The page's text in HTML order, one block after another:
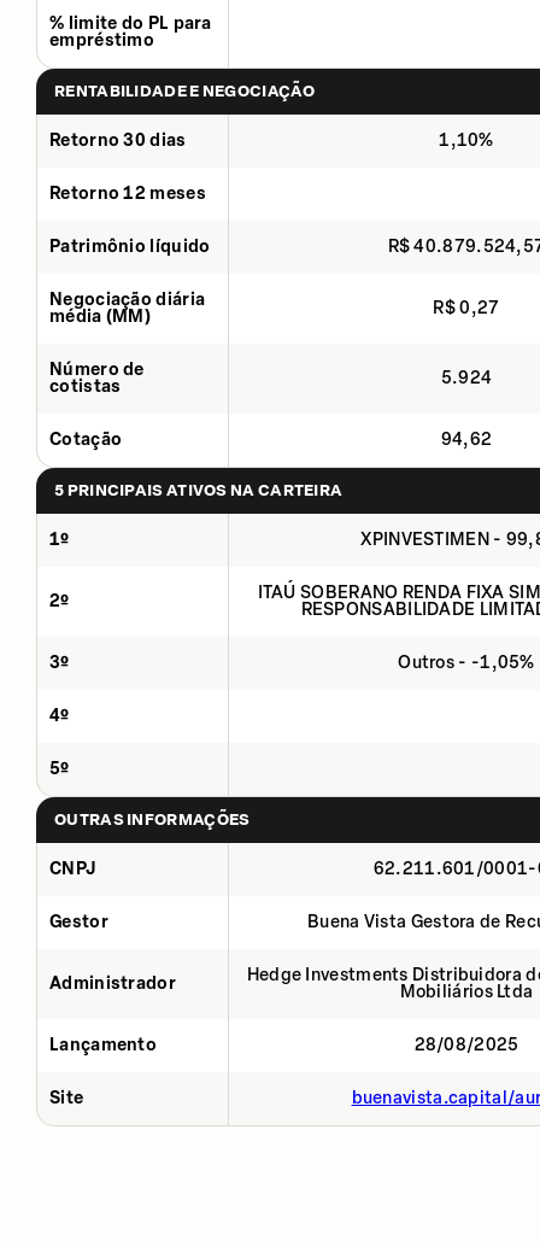
% limite do PL para
empréstimo
RENTABILIDADE E NEGOCIAÇÃO
Retorno 30 dias 1,10%
Retorno 12 meses
Patrimônio líquido R$
Negociação diária
média (MM)
R$ 0,27
Número de
cotistas
5.924
Cotação 94,62
5 PRINCIPAIS ATIVOS NA CARTEIRA
1º XPINVESTIMEN -
2º
ITAÚ SOBERANO RENDA FIXA
RESPONSABILIDADE
3º Outros - -1,05%
4º
5º
OUTRAS INFORMAÇÕES
CNPJ 62.211.601/0001-
Gestor Buena Vista Gestora de
Administrador
Hedge Investments Distribuidora
Mobiliários Ltda
Lançamento 28/08/2025
Site buenavista.capital/